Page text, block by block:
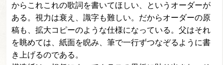
からこれこれの歌詞を書いてほしい、というオーダーが
ある。視力は衰え、識字も難しい。だからオーダーの原
稿も、拡大コピーのような仕様になっている。父はそれ
を眺めては、紙面を睨み、筆で一行ずつなぞるように書
き上げるのである。